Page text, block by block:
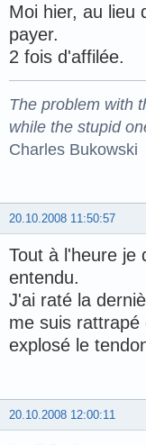
Moi hier, au lieu
payer.
2 fois d'affilée.
The problem with
while the stupid
Charles Bukowski
20.10.2008 11:50:57
Tout à l'heure je
entendu.
J'ai raté la
me suis rattrapé
explosé le
20.10.2008 12:00:11